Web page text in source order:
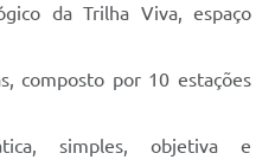
da Trilha Viva, espaço
composto por 10 estações
simples, objetiva e